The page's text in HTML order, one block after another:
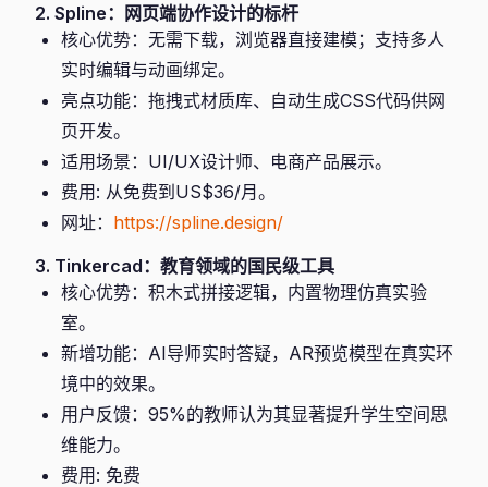
2. Spline：网页端协作设计的标杆
核心优势：无需下载，浏览器直接建模；支持多人
实时编辑与动画绑定。
亮点功能：拖拽式材质库、自动生成CSS代码供网
页开发。
适用场景：UI/UX设计师、电商产品展示。
费用: 从免费到US$36/月。
网址： https://spline.design/
3. Tinkercad：教育领域的国民级工具
核心优势：积木式拼接逻辑，内置物理仿真实验
室。
新增功能：AI导师实时答疑，AR预览模型在真实环
境中的效果。
用户反馈：95%的教师认为其显著提升学生空间思
维能力。
费用: 免费